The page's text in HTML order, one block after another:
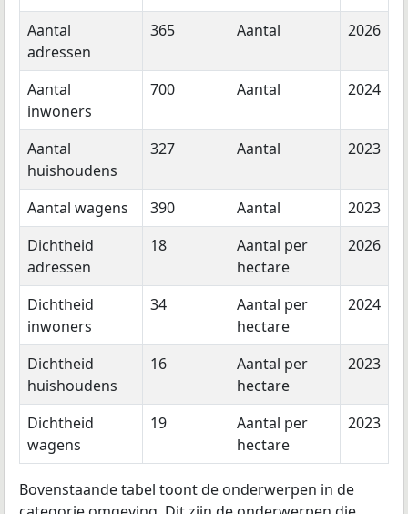
Aantal
adressen
365 Aantal 2026
Aantal
inwoners
700 Aantal 2024
Aantal
huishoudens
327 Aantal 2023
Aantal wagens 390 Aantal
2023
Dichtheid
adressen
18
Aantal per
hectare
2026
Dichtheid
inwoners
34
Aantal per
hectare
2024
Dichtheid
huishoudens
16
Aantal per
hectare
2023
Dichtheid
wagens
19
Aantal per
hectare
2023
Bovenstaande tabel toont de onderwerpen in de